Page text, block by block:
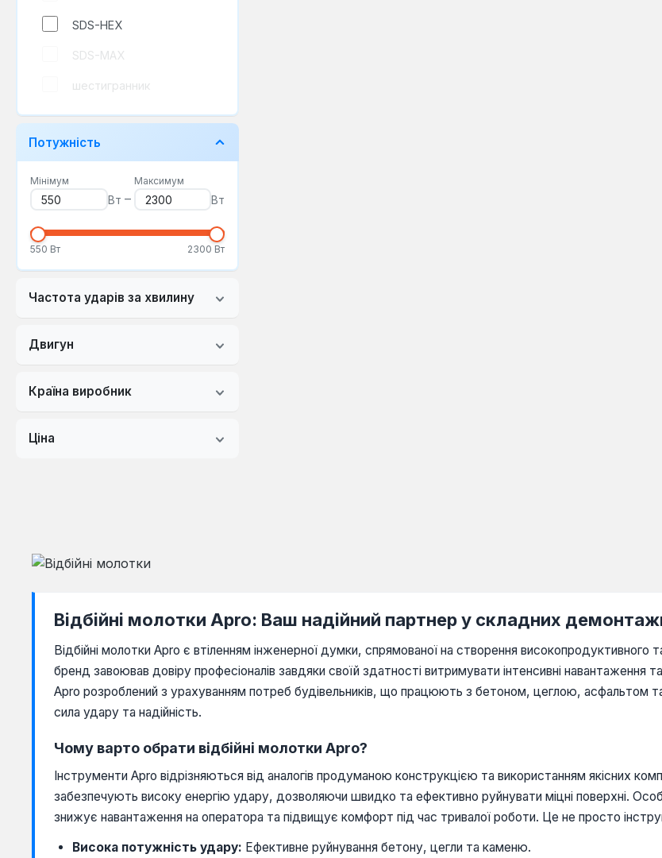
SDS-HEX
SDS-MAX
шестигранник
Потужність
Мінімум
Вт –
Максимум
Вт
550 Вт 2300 Вт
Частота ударів за хвилину
Двигун
Країна виробник
Ціна
Відбійні молотки Apro: Ваш надійний партнер у складних
Відбійні молотки Apro є втіленням інженерної думки, спрямованої на створення
бренд завоював довіру професіоналів завдяки своїй здатності витримувати інтенсивні
Apro розроблений з урахуванням потреб будівельників, що працюють з бетоном, цеглою, асфальтом
сила удару та надійність.
Чому варто обрати відбійні молотки Apro?
Інструменти Apro відрізняються від аналогів продуманою конструкцією та використанням якісних
забезпечують високу енергію удару, дозволяючи швидко та ефективно руйнувати міцні поверхні.
знижує навантаження на оператора та підвищує комфорт під час тривалої роботи. Це не просто
Висока потужність удару: Ефективне руйнування бетону, цегли та каменю.